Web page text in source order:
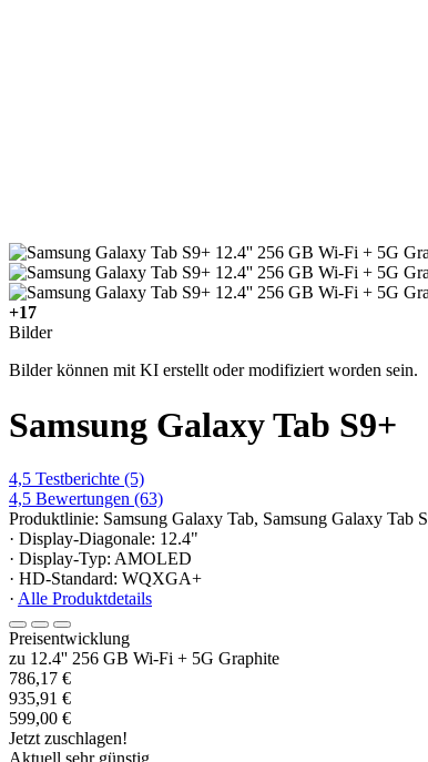
+17
Bilder
Bilder können mit KI erstellt oder modifiziert worden sein.
Samsung Galaxy Tab S9+
4,5 Testberichte (5)
4,5 Bewertungen (63)
Produktlinie: Samsung Galaxy Tab, Samsung Galaxy Tab S
· Display-Diagonale: 12.4"
· Display-Typ: AMOLED
· HD-Standard: WQXGA+
· Alle Produktdetails
Preisentwicklung
zu 12.4'' 256 GB Wi-Fi + 5G Graphite
786,17 €
935,91 €
599,00 €
Jetzt zuschlagen!
Aktuell sehr günstig